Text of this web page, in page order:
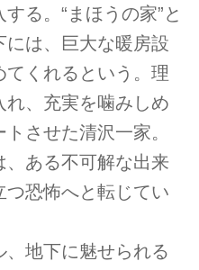
る。“まほうの家”と
は、巨大な暖房設
くれるという。理
、充実を噛みしめ
させた清沢一家。
、ある不可解な出来
恐怖へと転じてい
地下に魅せられる